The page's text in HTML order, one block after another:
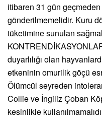
itibaren 31 gün geçmeden
gönderilmemelidir. Kuru
tüketimine sunulan sağmal
duyarlılığı olan
etkeninin omurilik göçü
Ölümcül seyreden
Collie ve İngiliz Çoban
kesinlikle